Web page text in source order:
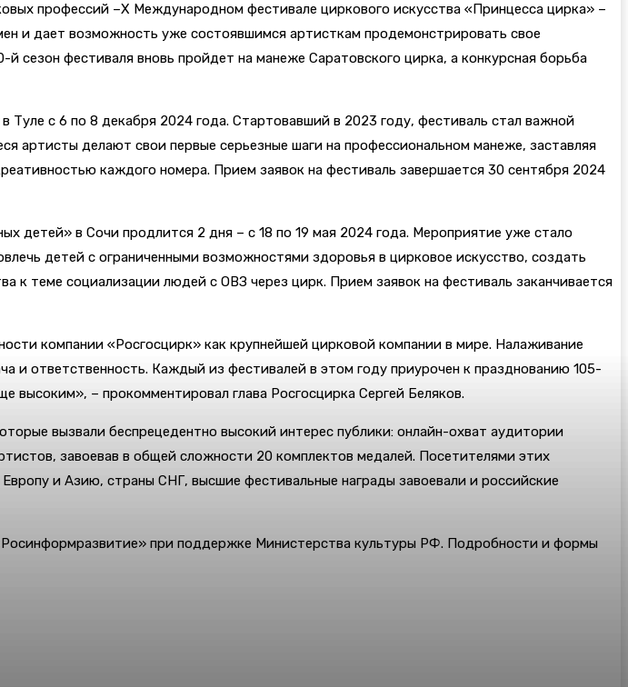
профессий –X Международном фестивале циркового искусства «Принцесса цирка» –
и дает возможность уже состоявшимся артисткам продемонстрировать свое
сезон фестиваля вновь пройдет на манеже Саратовского цирка, а конкурсная борьба
с 6 по 8 декабря 2024 года. Стартовавший в 2023 году, фестиваль стал важной
делают свои первые серьезные шаги на профессиональном манеже, заставляя
каждого номера. Прием заявок на фестиваль завершается 30 сентября 2024
детей» в Сочи продлится 2 дня – с 18 по 19 мая 2024 года. Мероприятие уже стало
детей с ограниченными возможностями здоровья в цирковое искусство, создать
к теме социализации людей с ОВЗ через цирк. Прием заявок на фестиваль заканчивается
компании «Росгосцирк» как крупнейшей цирковой компании в мире. Налаживание
и ответственность. Каждый из фестивалей в этом году приурочен к празднованию 105-
высоким», – прокомментировал глава Росгосцирка Сергей Беляков.
вызвали беспрецедентно высокий интерес публики: онлайн-охват аудитории
завоевав в общей сложности 20 комплектов медалей. Посетителями этих
и Азию, страны СНГ, высшие фестивальные награды завоевали и российские
при поддержке Министерства культуры РФ. Подробности и формы